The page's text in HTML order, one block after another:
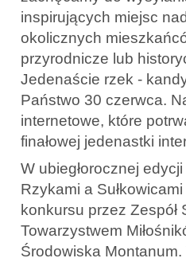
inspirujących miejsc
okolicznych
przyrodnicze lub
Jedenaście rzek -
Państwo 30 czerwca.
internetowe, które
finałowej jedenastki
W ubiegłorocznej
Rzykami a
konkursu przez Zespół
Towarzystwem
Środowiska Montanum.